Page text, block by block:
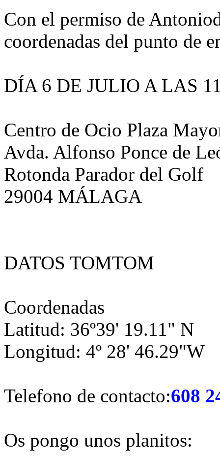
Con el permiso de
coordenadas del punto de
DÍA 6 DE JULIO A LAS
Centro de Ocio Plaza
Avda. Alfonso Ponce de
Rotonda Parador del Golf
29004 MÁLAGA
DATOS TOMTOM
Coordenadas
Latitud: 36º39' 19.11" N
Longitud: 4º 28' 46.29"W
Telefono de contacto:608
Os pongo unos planitos: